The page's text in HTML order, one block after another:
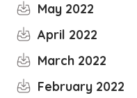
May 2022
April 2022
March 2022
February 2022